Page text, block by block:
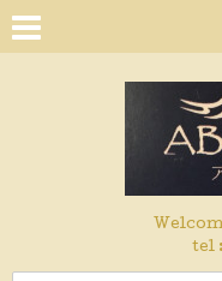
tel :